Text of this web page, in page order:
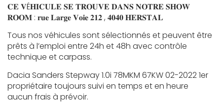
𝐂𝐄 𝐕É𝐇𝐈𝐂𝐔𝐋𝐄 𝐒𝐄 𝐓𝐑𝐎𝐔𝐕𝐄 𝐃𝐀𝐍𝐒 𝐍𝐎𝐓𝐑𝐄 𝐒𝐇𝐎𝐖
𝐑𝐎𝐎𝐌 : 𝐫𝐮𝐞 𝐋𝐚𝐫𝐠𝐞 𝐕𝐨𝐢𝐞 𝟐𝟏𝟐 , 𝟒𝟎𝟒𝟎 𝐇𝐄𝐑𝐒𝐓𝐀𝐋
Tous nos véhicules sont sélectionnés et peuvent être
prêts à l’emploi entre 24h et 48h avec contrôle
technique et carpass.
Dacia Sanders Stepway 1.0i 78MKM 67KW 02-2022 1er
propriétaire toujours suivi en temps et en heure
aucun frais à prévoir.